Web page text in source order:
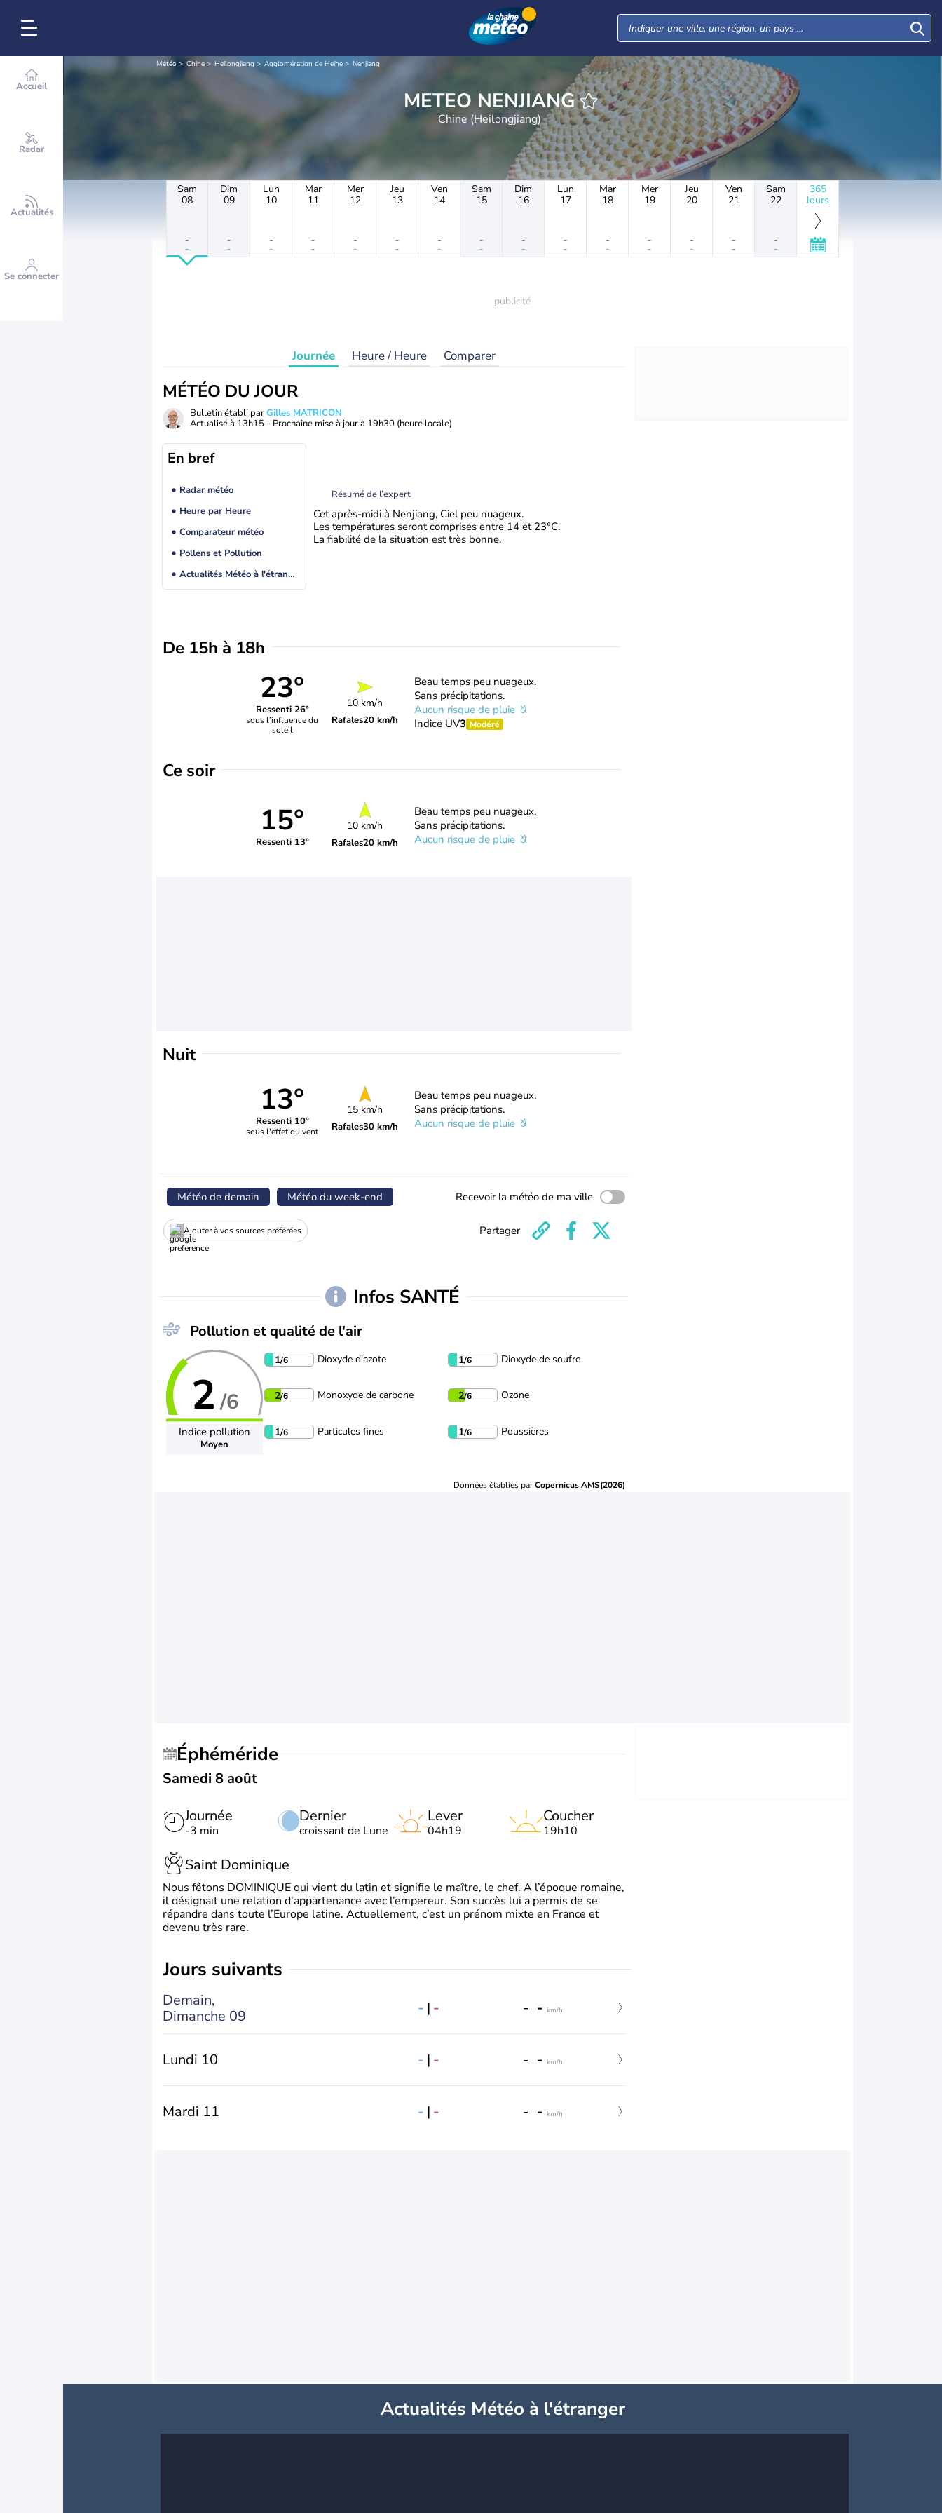
Accueil
Radar
Actualités
Se connecter
Météo Chine Heilongjiang Agglomération de Heihe Nenjiang
METEO NENJIANG
Chine (Heilongjiang)
Sam
08
-
-
Dim
09
-
-
Lun
10
-
-
Mar
11
-
-
Mer
12
-
-
Jeu
13
-
-
Ven
14
-
-
Sam
15
-
-
Dim
16
-
-
Lun
17
-
-
Mar
18
-
-
Mer
19
-
-
Jeu
20
-
-
Ven
21
-
-
Sam
22
-
-
365
Jours
Journée Heure / Heure Comparer
MÉTÉO DU JOUR
Bulletin établi parGilles MATRICON
Actualisé à 13h15 - Prochaine mise à jour à 19h30 (heure locale)
En bref
Radar météo
Heure par Heure
Comparateur météo
Pollens et Pollution
Actualités Météo à l'étranger
Résumé de l’expert
Cet après-midi à Nenjiang, Ciel peu nuageux.
Les températures seront comprises entre 14 et 23°C.
La fiabilité de la situation est très bonne.
De 15h à 18h
23°
Ressenti 26°
sous l’influence du
soleil
10 km/h
Rafales20 km/h
Beau temps peu nuageux.
Sans précipitations.
Aucun risque de pluie
Indice UV3 Modéré
Ce soir
15°
Ressenti 13°
10 km/h
Rafales20 km/h
Beau temps peu nuageux.
Sans précipitations.
Aucun risque de pluie
Nuit
13°
Ressenti 10°
sous l'effet du vent
15 km/h
Rafales30 km/h
Beau temps peu nuageux.
Sans précipitations.
Aucun risque de pluie
Météo de demain Météo du week-end Recevoir la météo de ma ville
Ajouter à vos sources préférées Partager
Infos SANTÉ
Pollution et qualité de l'air
2 /6
Indice pollution
Moyen
1/6 Dioxyde d'azote 1/6 Dioxyde de soufre
2/6 Monoxyde de carbone 2/6 Ozone
1/6 Particules fines 1/6 Poussières
Données établies parCopernicus AMS(2026)
Éphéméride
Samedi 8 août
Journée
-3 min
Dernier
croissant de Lune
Lever
04h19
Coucher
19h10
Saint Dominique
Nous fêtons DOMINIQUE qui vient du latin et signifie le maître, le chef. A l’époque romaine,
il désignait une relation d’appartenance avec l’empereur. Son succès lui a permis de se
répandre dans toute l’Europe latine. Actuellement, c’est un prénom mixte en France et
devenu très rare.
jours suivants
Demain,
Dimanche 09
- | - - - km/h
Lundi 10 - | - - - km/h
Mardi 11 - | - - - km/h
Actualités Météo à l'étranger